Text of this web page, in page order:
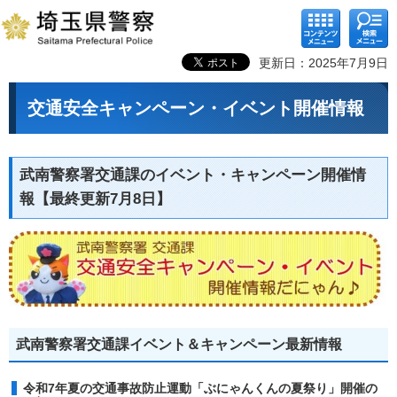
コンテ
ンツメ
ニュー
検索メ
ニュー
更新日：2025年7月9日
交通安全キャンペーン・イベント開催情報
武南警察署交通課のイベント・キャンペーン開催情
報【最終更新7月8日】
武南警察署交通課イベント＆キャンペーン最新情報
令和7年夏の交通事故防止運動「ぶにゃんくんの夏祭り」開催の